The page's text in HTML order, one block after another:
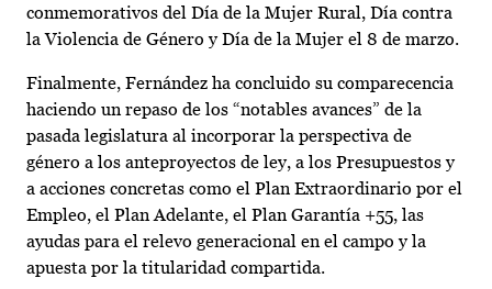
conmemorativos del Día de la Mujer Rural, Día contra
la Violencia de Género y Día de la Mujer el 8 de marzo.
Finalmente, Fernández ha concluido su comparecencia
haciendo un repaso de los “notables avances” de la
pasada legislatura al incorporar la perspectiva de
género a los anteproyectos de ley, a los Presupuestos y
a acciones concretas como el Plan Extraordinario por el
Empleo, el Plan Adelante, el Plan Garantía +55, las
ayudas para el relevo generacional en el campo y la
apuesta por la titularidad compartida.